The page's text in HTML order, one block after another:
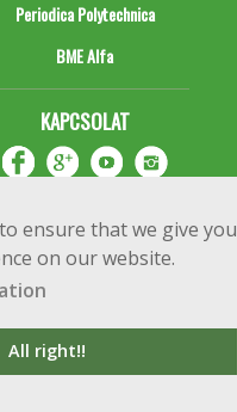
ensure that we give you
on our website.
All right!!
Periodica Polytechnica
BME Alfa
KAPCSOLAT
© 2020 BME Építőmérnöki Kar
Budapest, Műegyetem rkp. 3.